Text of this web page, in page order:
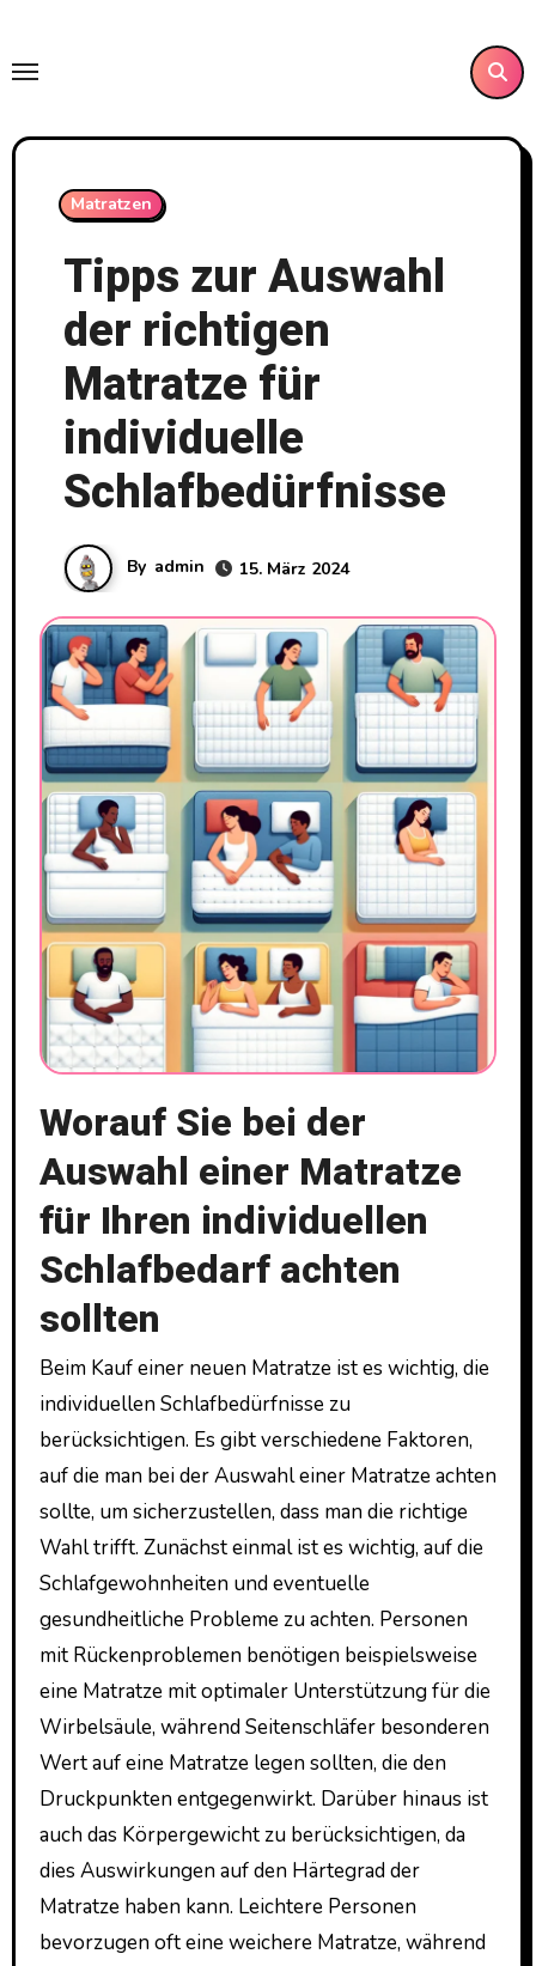
content
Matratzen
Tipps zur Auswahl
der richtigen
Matratze für
individuelle
Schlafbedürfnisse
By admin 15. März 2024
Worauf Sie bei der
Auswahl einer Matratze
für Ihren individuellen
Schlafbedarf achten
sollten
Beim Kauf einer neuen Matratze ist es wichtig, die
individuellen Schlafbedürfnisse zu
berücksichtigen. Es gibt verschiedene Faktoren,
auf die man bei der Auswahl einer Matratze achten
sollte, um sicherzustellen, dass man die richtige
Wahl trifft. Zunächst einmal ist es wichtig, auf die
Schlafgewohnheiten und eventuelle
gesundheitliche Probleme zu achten. Personen
mit Rückenproblemen benötigen beispielsweise
eine Matratze mit optimaler Unterstützung für die
Wirbelsäule, während Seitenschläfer besonderen
Wert auf eine Matratze legen sollten, die den
Druckpunkten entgegenwirkt. Darüber hinaus ist
auch das Körpergewicht zu berücksichtigen, da
dies Auswirkungen auf den Härtegrad der
Matratze haben kann. Leichtere Personen
bevorzugen oft eine weichere Matratze, während